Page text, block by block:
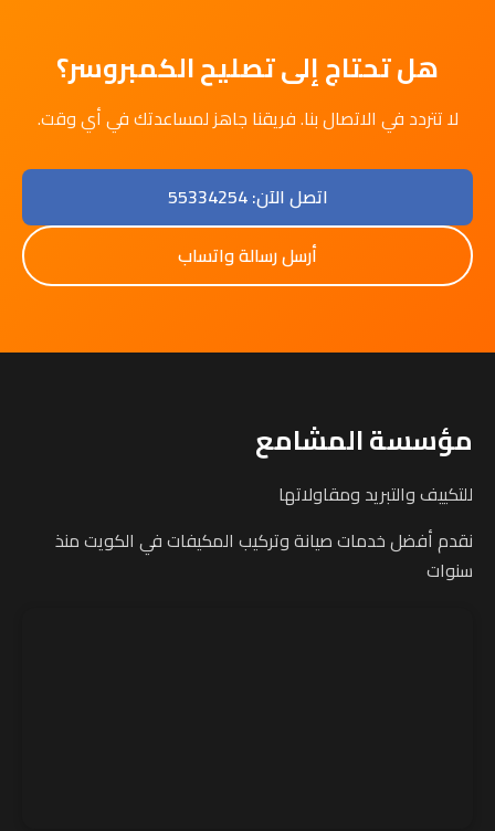
هل تحتاج إلى تصليح الكمبروسر؟
لا تتردد في الاتصال بنا. فريقنا جاهز لمساعدتك في أي وقت.
اتصل الآن: 55334254
أرسل رسالة واتساب
مؤسسة المشامع
للتكييف والتبريد ومقاولاتها
نقدم أفضل خدمات صيانة وتركيب المكيفات في الكويت منذ
سنوات